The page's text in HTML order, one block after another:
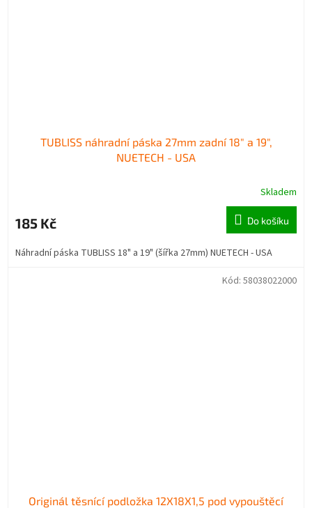
TUBLISS náhradní páska 27mm zadní 18" a 19",
NUETECH - USA
Skladem
185 Kč Do košíku
Náhradní páska TUBLISS 18" a 19" (šířka 27mm) NUETECH - USA
Originál těsnící podložka 12X18X1,5 pod vypouštěcí
Kód: 58038022000